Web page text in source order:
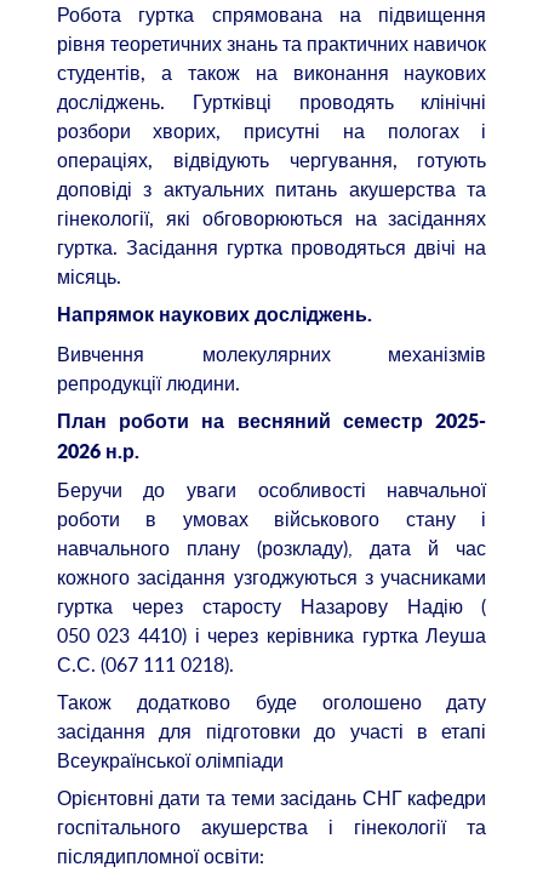
Робота гуртка спрямована на підвищення
рівня теоретичних знань та практичних навичок
студентів, а також на виконання наукових
досліджень. Гуртківці проводять клінічні
розбори хворих, присутні на пологах і
операціях, відвідують чергування, готують
доповіді з актуальних питань акушерства та
гінекології, які обговорюються на засіданнях
гуртка. Засідання гуртка проводяться двічі на
місяць.
Напрямок наукових досліджень.
Вивчення молекулярних механізмів
репродукції людини.
План роботи на весняний семестр 2025-
2026 н.р.
Беручи до уваги особливості навчальної
роботи в умовах військового стану і
навчального плану (розкладу), дата й час
кожного засідання узгоджуються з учасниками
гуртка через старосту Назарову Надію (
050 023 4410) і через керівника гуртка Леуша
С.С. (067 111 0218).
Також додатково буде оголошено дату
засідання для підготовки до участі в етапі
Всеукраїнської олімпіади
Орієнтовні дати та теми засідань СНГ кафедри
госпітального акушерства і гінекології та
післядипломної освіти: